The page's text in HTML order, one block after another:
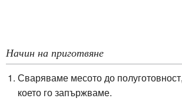
Начин на приготвяне
Сваряваме месото до
което го запържваме.